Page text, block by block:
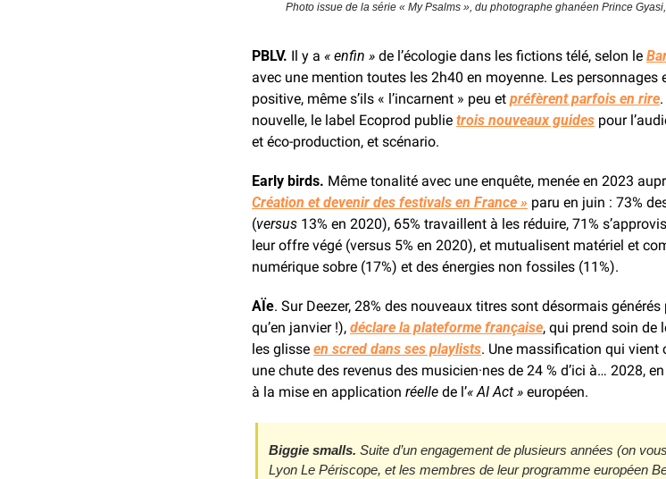
Photo issue de la série « My Psalms », du photographe ghanéen Prince
PBLV. Il y a « enfin » de l’écologie dans les fictions télé, selon le
avec une mention toutes les 2h40 en moyenne. Les
positive, même s’ils « l’incarnent » peu et préfèrent parfois en rire
nouvelle, le label Ecoprod publie trois nouveaux guides pour
et éco-production, et scénario.
Early birds. Même tonalité avec une enquête, menée en 2023
Création et devenir des festivals en France » paru en juin : 73%
(versus 13% en 2020), 65% travaillent à les réduire, 71%
leur offre végé (versus 5% en 2020), et mutualisent matériel et
numérique sobre (17%) et des énergies non fossiles (11%).
AÏe. Sur Deezer, 28% des nouveaux titres sont désormais
qu’en janvier !), déclare la plateforme française, qui prend soin de
les glisse en scred dans ses playlists. Une massification qui vient
une chute des revenus des musicien·nes de 24 % d’ici à… 2028, en
à la mise en application réelle de l’« AI Act » européen.
Biggie smalls. Suite d’un engagement de plusieurs années (on
Lyon Le Périscope, et les membres de leur programme européen